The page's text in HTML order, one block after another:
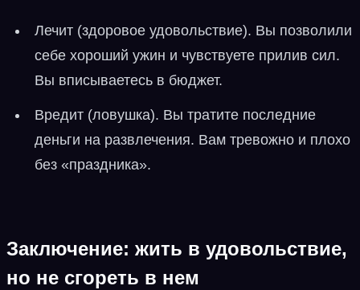
Лечит (здоровое удовольствие). Вы позволили
себе хороший ужин и чувствуете прилив сил.
Вы вписываетесь в бюджет.
Вредит (ловушка). Вы тратите последние
деньги на развлечения. Вам тревожно и плохо
без «праздника».
Заключение: жить в удовольствие,
но не сгореть в нем